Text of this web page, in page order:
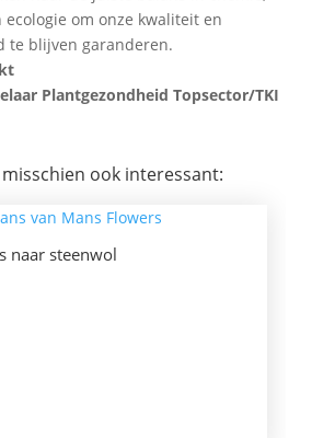
om onze kwaliteit en
te blijven garanderen.
Plantgezondheid Topsector/TKI
ook interessant:
naar steenwol